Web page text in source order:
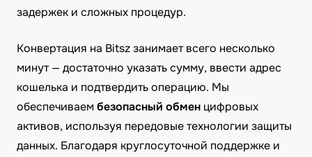
задержек и сложных процедур.
Конвертация на Bitsz занимает всего несколько
минут — достаточно указать сумму, ввести адрес
кошелька и подтвердить операцию. Мы
обеспечиваембезопасный обмен цифровых
активов, используя передовые технологии защиты
данных. Благодаря круглосуточной поддержке и